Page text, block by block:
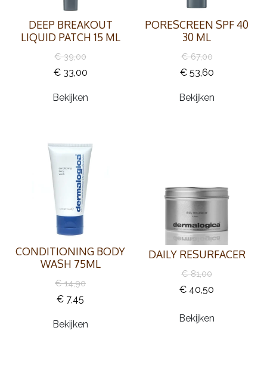
DEEP BREAKOUT
LIQUID PATCH 15 ML
€ 39,00
€ 33,00
Bekijken
PORESCREEN SPF 40
30 ML
€ 67,00
€ 53,60
Bekijken
CONDITIONING BODY
WASH 75ML
€ 14,90
€ 7,45
Bekijken
DAILY RESURFACER
€ 81,00
€ 40,50
Bekijken